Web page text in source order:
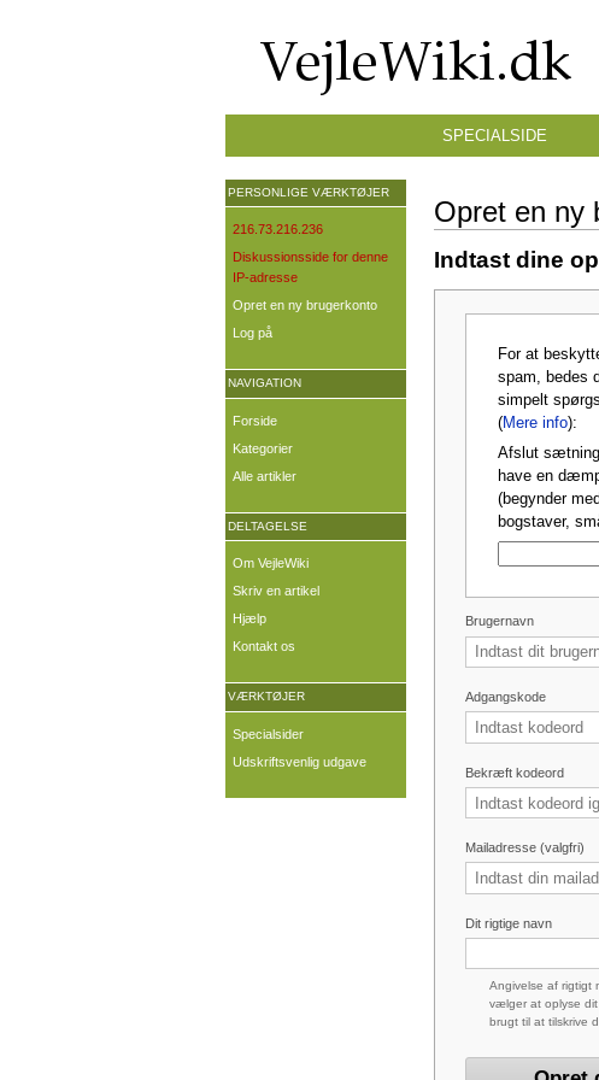
Opret en ny
Indtast dine
For at
spam, bedes
simpelt
(Mere info):
Afslut
have en
(begynder
bogstaver,
Brugernavn
Adgangskode
Bekræft kodeord
Mailadresse (valgfri)
Dit rigtige navn
Angivelse af rigtigt
vælger at oplyse
brugt til at tilskrive
SPECIALSIDE
PERSONLIGE VÆRKTØJER
216.73.216.236
Diskussionsside for denne
IP-adresse
Opret en ny brugerkonto
Log på
NAVIGATION
Forside
Kategorier
Alle artikler
DELTAGELSE
Om VejleWiki
Skriv en artikel
Hjælp
Kontakt os
VÆRKTØJER
Specialsider
Udskriftsvenlig udgave